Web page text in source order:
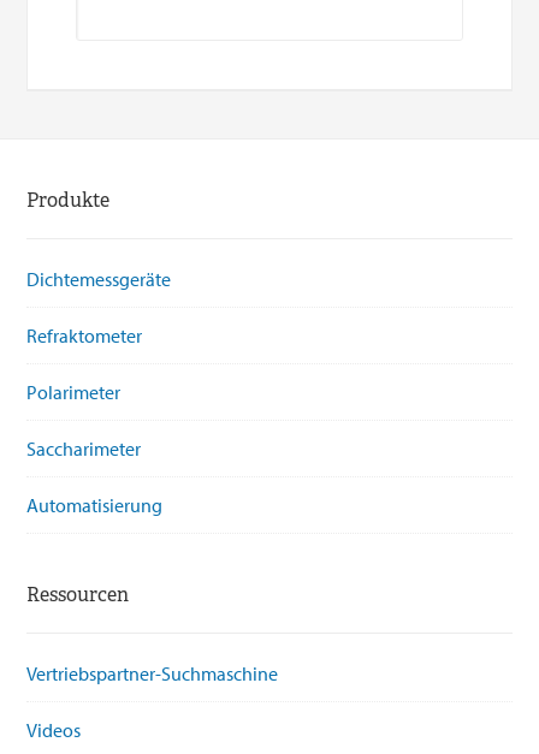
Produkte
Dichtemessgeräte
Refraktometer
Polarimeter
Saccharimeter
Automatisierung
Ressourcen
Vertriebspartner-Suchmaschine
Videos